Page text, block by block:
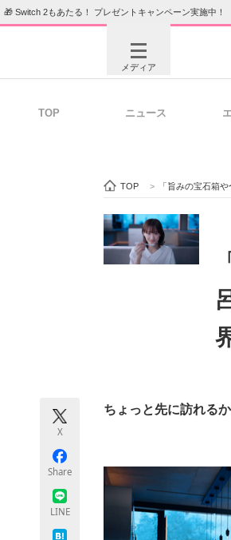
🎁 Switch 2もあたる！ プレゼントキャンペーン実施中！
メディア
ビジネスと働き方のヒ
ITエンジニア向け専門
TOP ニュース
TOP > 「旨みの宝石箱
X
Share
LINE
ちょっと先に訪れる